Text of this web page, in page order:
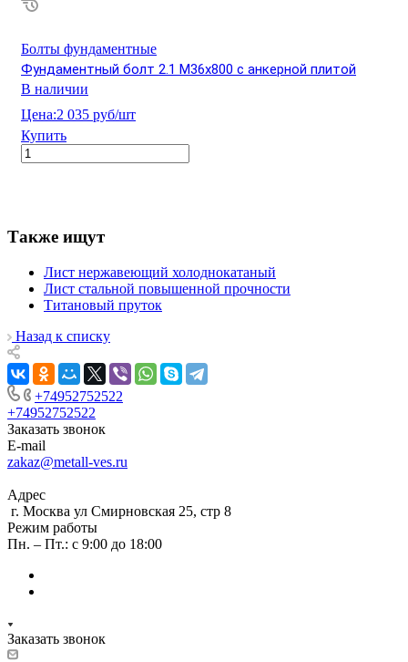
Болты фундаментные
Фундаментный болт 2.1 М36х800 с анкерной плитой
В наличии
Цена:2 035 руб/шт
Купить
Также ищут
Лист нержавеющий холоднокатаный
Лист стальной повышенной прочности
Титановый пруток
Назад к списку
+74952752522
+74952752522
Заказать звонок
E-mail
zakaz@metall-ves.ru
Адрес
г. Москва ул Смирновская 25, стр 8
Режим работы
Пн. – Пт.: с 9:00 до 18:00
Заказать звонок